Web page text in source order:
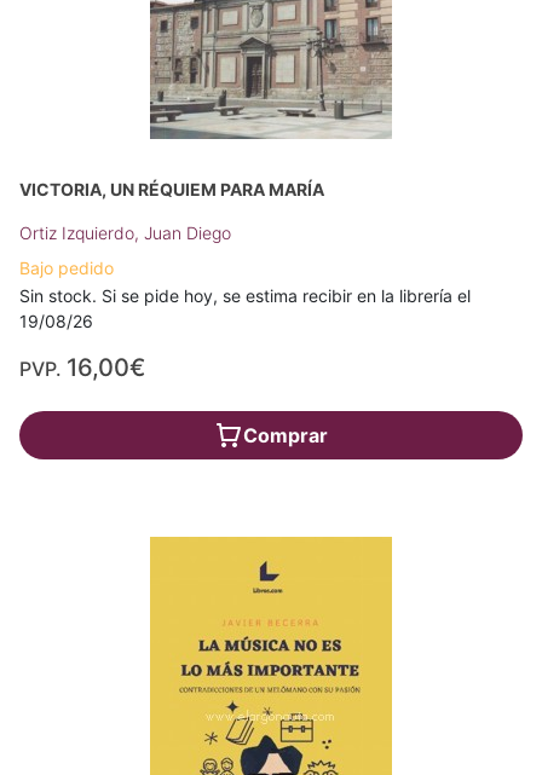
VICTORIA, UN RÉQUIEM PARA MARÍA
Ortiz Izquierdo, Juan Diego
Bajo pedido
Sin stock. Si se pide hoy, se estima recibir en la librería el
19/08/26
PVP. 16,00€
Comprar